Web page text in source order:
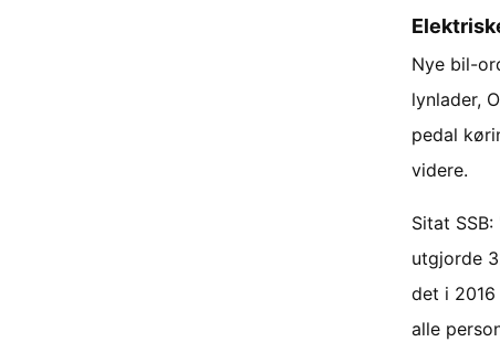
Nye bil-
lynlader,
pedal
videre.
Sitat
utgjorde
det i
alle